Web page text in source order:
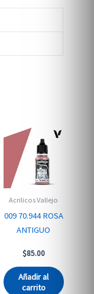
Acrilicos Vallejo
009 70.944 ROSA
ANTIGUO
$85.00
Añadir al
carrito